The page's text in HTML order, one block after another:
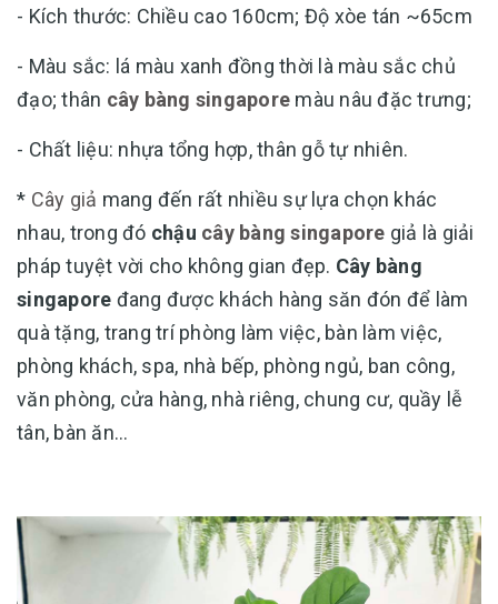
- Kích thước: Chiều cao 160cm; Độ xòe tán ~65cm
- Màu sắc: lá màu xanh đồng thời là màu sắc chủ
đạo; thân cây bàng singapore màu nâu đặc trưng;
- Chất liệu: nhựa tổng hợp, thân gỗ tự nhiên.
* Cây giả mang đến rất nhiều sự lựa chọn khác
nhau, trong đó chậu cây bàng singapore giả là giải
pháp tuyệt vời cho không gian đẹp. Cây bàng
singapore đang được khách hàng săn đón để làm
quà tặng, trang trí phòng làm việc, bàn làm việc,
phòng khách, spa, nhà bếp, phòng ngủ, ban công,
văn phòng, cửa hàng, nhà riêng, chung cư, quầy lễ
tân, bàn ăn…